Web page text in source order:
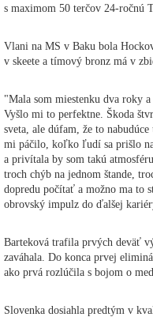
s maximom 50 terčov 24-ročnú
Vlani na MS v Baku bola
v skeete a tímový bronz má v
"Mala som miestenku dva roky
Vyšlo mi to perfektne. Škoda
sveta, ale dúfam, že to
mi páčilo, koľko ľudí sa prišlo
a privítala by som takú
troch chýb na jednom štande,
dopredu počítať a možno ma to
obrovský impulz do ďalšej
Barteková trafila prvých deväť
zaváhala. Do konca prvej
ako prvá rozlúčila s bojom o
Slovenka dosiahla predtým v